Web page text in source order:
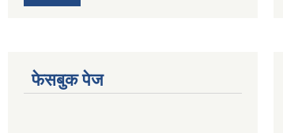
फेसबुक पेज